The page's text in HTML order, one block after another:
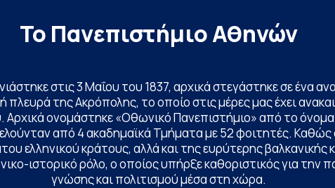
Το Πανεπιστήμιο Αθηνών
στις 3 Μαΐου του 1837, αρχικά στεγάστηκε σε ένα
πλευρά της Ακρόπολης, το οποίο στις μέρες μας έχει
Αρχικά ονομάστηκε «Οθωνικό Πανεπιστήμιο» από το
από 4 ακαδημαϊκά Τμήματα με 52 φοιτητές.
ελληνικού κράτους, αλλά και της ευρύτερης βαλκανικής
ιστορικό ρόλο, ο οποίος υπήρξε καθοριστικός για την
γνώσης και πολιτισμού μέσα στη χώρα.